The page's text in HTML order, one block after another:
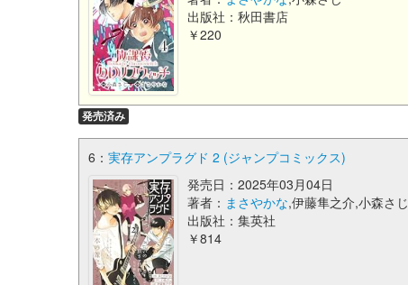
出版社：秋田書店
￥220
発売済み
6： 実存アンプラグド 2 (ジャンプコミックス)
発売日：2025年03月04日
著者： まさやかな,伊藤隼之介,小森さじ
出版社：集英社
￥814